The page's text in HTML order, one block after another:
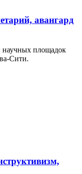
авангард
научных площадок
Сити.